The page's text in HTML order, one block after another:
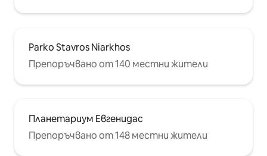
Parko Stavros Niarkhos
Препоръчвано от 140 местни жители
Планетариум Евгенидас
Препоръчвано от 148 местни жители